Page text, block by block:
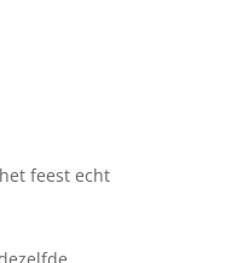
feest echt